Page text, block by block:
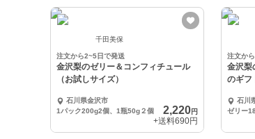
千田美保
注文から2~5日で発送
金沢梨のゼリー＆コンフィチュール
（お試しサイズ）
石川県金沢市
1パック200g2個、1瓶50g２個
2,220円
+送料690円
注文か
金沢梨
のギフ
石川